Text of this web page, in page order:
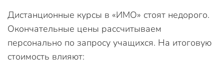
Дистанционные курсы в «ИМО» стоят недорого.
Окончательные цены рассчитываем
персонально по запросу учащихся. На итоговую
стоимость влияют: